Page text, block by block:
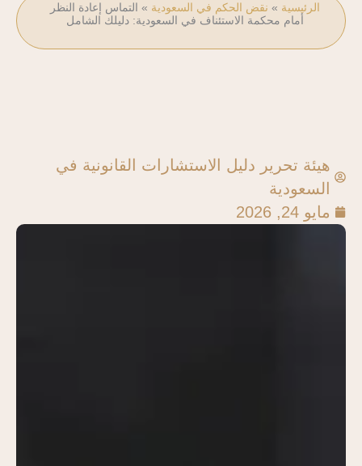
الرئيسية » نقض الحكم في السعودية » التماس إعادة النظر
أمام محكمة الاستئناف في السعودية: دليلك الشامل
هيئة تحرير دليل الاستشارات القانونية في
السعودية
مايو 24, 2026